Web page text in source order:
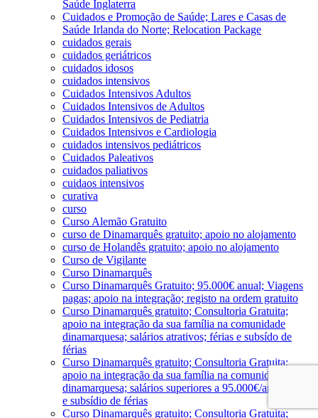
Saúde Inglaterra
Cuidados e Promoção de Saúde; Lares e Casas de
Saúde Irlanda do Norte; Relocation Package
cuidados gerais
cuidados geriátricos
cuidados idosos
cuidados intensivos
Cuidados Intensivos Adultos
Cuidados Intensivos de Adultos
Cuidados Intensivos de Pediatria
Cuidados Intensivos e Cardiologia
cuidados intensivos pediátricos
Cuidados Paleativos
cuidados paliativos
cuidaos intensivos
curativa
curso
Curso Alemão Gratuito
curso de Dinamarquês gratuito; apoio no alojamento
curso de Holandês gratuito; apoio no alojamento
Curso de Vigilante
Curso Dinamarquês
Curso Dinamarquês Gratuito; 95.000€ anual; Viagens
pagas; apoio na integração; registo na ordem gratuito
Curso Dinamarquês gratuito; Consultoria Gratuita;
apoio na integração da sua família na comunidade
dinamarquesa; salários atrativos; férias e subsído de
férias
Curso Dinamarquês gratuito; Consultoria Gratuita;
apoio na integração da sua família na comunidade
dinamarquesa; salários superiores a 95.000€/ano; férias
e subsídio de férias
Curso Dinamarquês gratuito; Consultoria Gratuita;